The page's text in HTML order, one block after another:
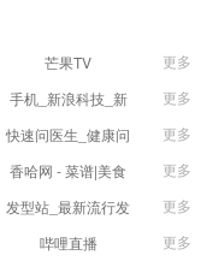
芒果TV
更多
手机_新浪科技_新
浪网
更多
快速问医生_健康问
题免费在线咨询专
更多
香哈网 - 菜谱|美食
菜谱|菜谱大全-学做
更多
发型站_最新流行发
型设计发型图片与
更多
哔哩直播
更多